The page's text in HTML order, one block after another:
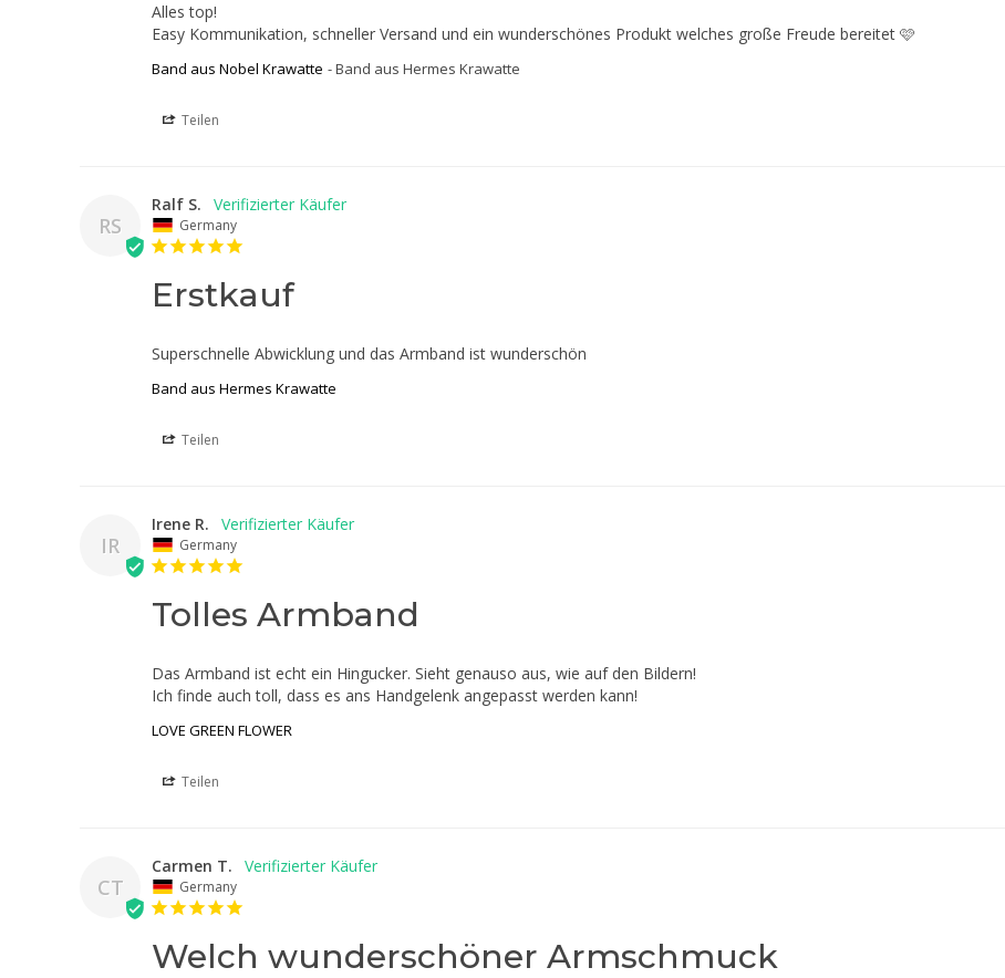
Alles top!
Easy Kommunikation, schneller Versand und ein wunderschönes Produkt welches große Freude bereitet 🩷
Band aus Nobel Krawatte Band aus Hermes Krawatte
Teilen
RS
Ralf S.
Germany
Erstkauf
Superschnelle Abwicklung und das Armband ist wunderschön
Band aus Hermes Krawatte
Teilen
IR
Irene R.
Germany
Tolles Armband
Das Armband ist echt ein Hingucker. Sieht genauso aus, wie auf den Bildern!
Ich finde auch toll, dass es ans Handgelenk angepasst werden kann!
LOVE GREEN FLOWER
Teilen
CT
Carmen T.
Germany
Welch wunderschöner Armschmuck